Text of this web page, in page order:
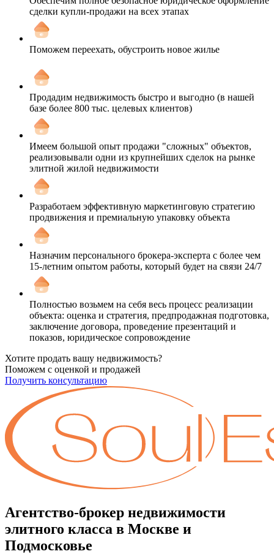
сделки купли-продажи на всех этапах
Поможем переехать, обустроить новое жилье
Продадим недвижимость быстро и выгодно (в нашей
базе более 800 тыс. целевых клиентов)
Имеем большой опыт продажи "сложных" объектов,
реализовывали одни из крупнейших сделок на рынке
элитной жилой недвижимости
Разработаем эффективную маркетинговую стратегию
продвижения и премиальную упаковку объекта
Назначим персонального брокера-эксперта с более чем
15-летним опытом работы, который будет на связи 24/7
Полностью возьмем на себя весь процесс реализации
объекта: оценка и стратегия, предпродажная подготовка,
заключение договора, проведение презентаций и
показов, юридическое сопровождение
Хотите продать вашу недвижимость?
Поможем с оценкой и продажей
Получить консультацию
Агентство-брокер недвижимости
элитного класса в Москве и
Подмосковье